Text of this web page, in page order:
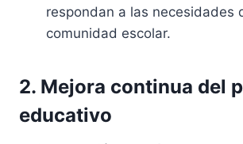
respondan a las necesidades
comunidad escolar.
2. Mejora continua del
educativo